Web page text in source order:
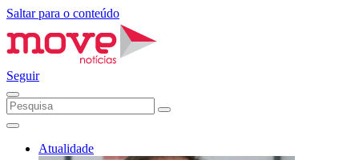
Saltar para o conteúdo
Seguir
Atualidade